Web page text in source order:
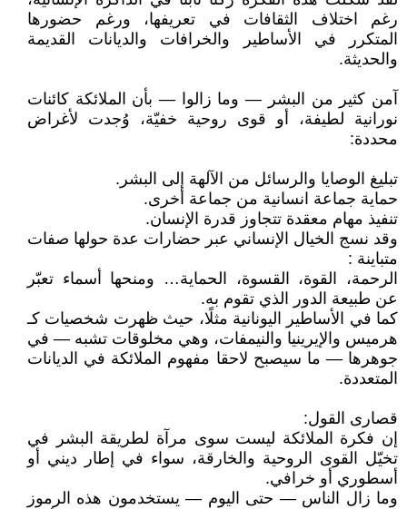
رغم اختلاف الثقافات في تعريفها، ورغم حضورها
المتكرر في الأساطير والخرافات والديانات القديمة
والحديثة.
آمن كثير من البشر — وما زالوا — بأن الملائكة كائنات
نورانية لطيفة، أو قوى روحية خفيّة، وُجدت لأغراض
محددة:
تبليغ الوصايا والرسائل من الآلهة إلى البشر.
حماية جماعة انسانية من جماعة أخرى.
تنفيذ مهام معقدة تتجاوز قدرة الإنسان.
وقد نسج الخيال الإنساني عبر حضارات عدة حولها صفات
متباينة :
الرحمة، القوة، القسوة، الحماية… ومنحها أسماء تعبّر
عن طبيعة الدور الذي تقوم به.
كما في الأساطير اليونانية مثلًا، حيث ظهرت شخصيات كـ
هرميس والإيرينيا والنيمفات، وهي مخلوقات تشبه — في
جوهرها — ما سيصبح لاحقا مفهوم الملائكة في الديانات
المتعددة.
قصارى القول:
إن فكرة الملائكة ليست سوى مرآة لطريقة البشر في
تخيّل القوى الروحية والخارقة، سواء في إطار ديني أو
أسطوري أو خرافي.
وما زال الناس — حتى اليوم — يستخدمون هذه الرموز